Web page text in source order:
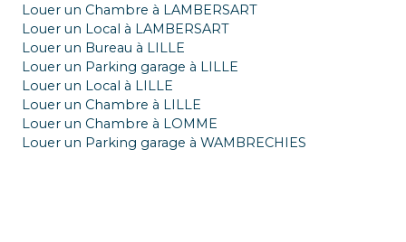
Louer un Chambre à LAMBERSART
Louer un Local à LAMBERSART
Louer un Bureau à LILLE
Louer un Parking garage à LILLE
Louer un Local à LILLE
Louer un Chambre à LILLE
Louer un Chambre à LOMME
Louer un Parking garage à WAMBRECHIES